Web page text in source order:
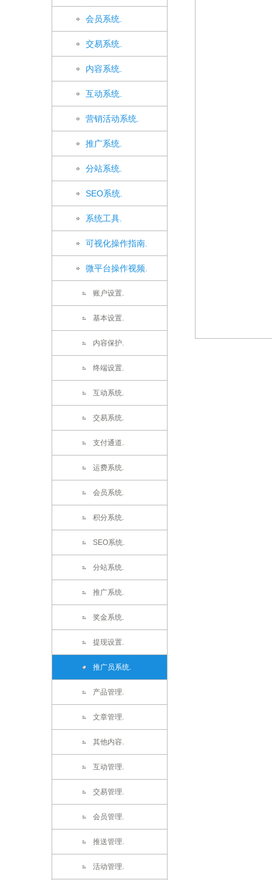
会员系统.
交易系统.
内容系统.
互动系统.
营销活动系统.
推广系统.
分站系统.
SEO系统.
系统工具.
可视化操作指南.
微平台操作视频.
账户设置.
基本设置.
内容保护.
终端设置.
互动系统.
交易系统.
支付通道.
运费系统.
会员系统.
积分系统.
SEO系统.
分站系统.
推广系统.
奖金系统.
提现设置.
推广员系统.
产品管理.
文章管理.
其他内容.
互动管理.
交易管理.
会员管理.
推送管理.
活动管理.